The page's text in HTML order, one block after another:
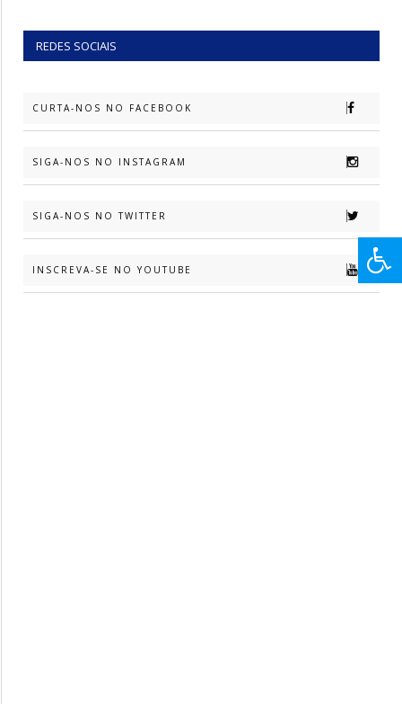
REDES SOCIAIS
CURTA-NOS NO FACEBOOK
SIGA-NOS NO INSTAGRAM
SIGA-NOS NO TWITTER
INSCREVA-SE NO YOUTUBE